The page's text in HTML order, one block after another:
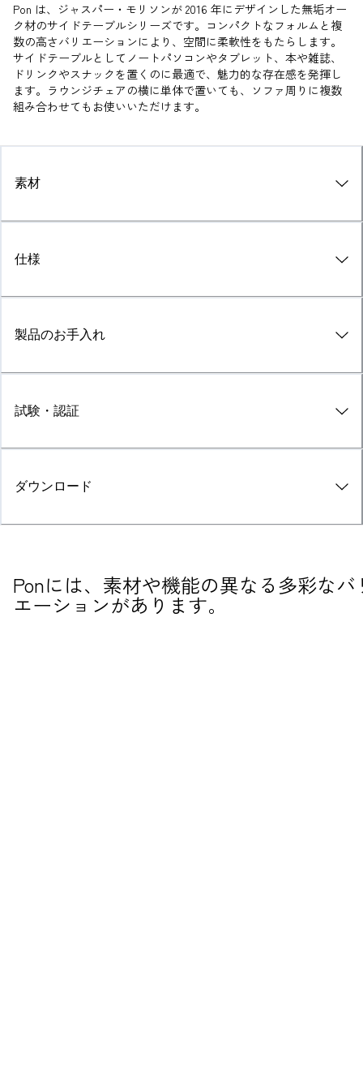
Pon は、ジャスパー・モリソンが 2016 年にデザインした無垢オー
ク材のサイドテーブルシリーズです。コンパクトなフォルムと複
数の高さバリエーションにより、空間に柔軟性をもたらします。
サイドテーブルとしてノートパソコンやタブレット、本や雑誌、
ドリンクやスナックを置くのに最適で、魅力的な存在感を発揮し
ます。ラウンジチェアの横に単体で置いても、ソファ周りに複数
組み合わせてもお使いいただけます。
素材
仕様
製品のお手入れ
試験・認証
ダウンロード
Ponには、素材や機能の異なる多彩なバ
エーションがあります。